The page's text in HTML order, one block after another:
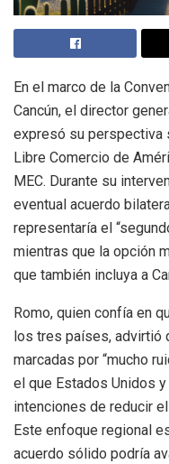
En el marco de la
Cancún, el director
expresó su perspectiva
Libre Comercio de
MEC. Durante su
eventual acuerdo
representaría el
mientras que la opción
que también incluya a
Romo, quien confía en
los tres países, advirtió
marcadas por “mucho
el que Estados Unidos
intenciones de reducir
Este enfoque regional
acuerdo sólido podría